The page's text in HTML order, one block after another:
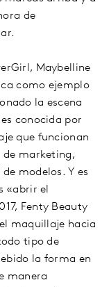
de
Maybelline
como ejemplo
la escena
conocida por
que funcionan
de marketing,
modelos. Y es
«abrir el
Fenty Beauty
maquillaje hacia
tipo de
la forma en
manera